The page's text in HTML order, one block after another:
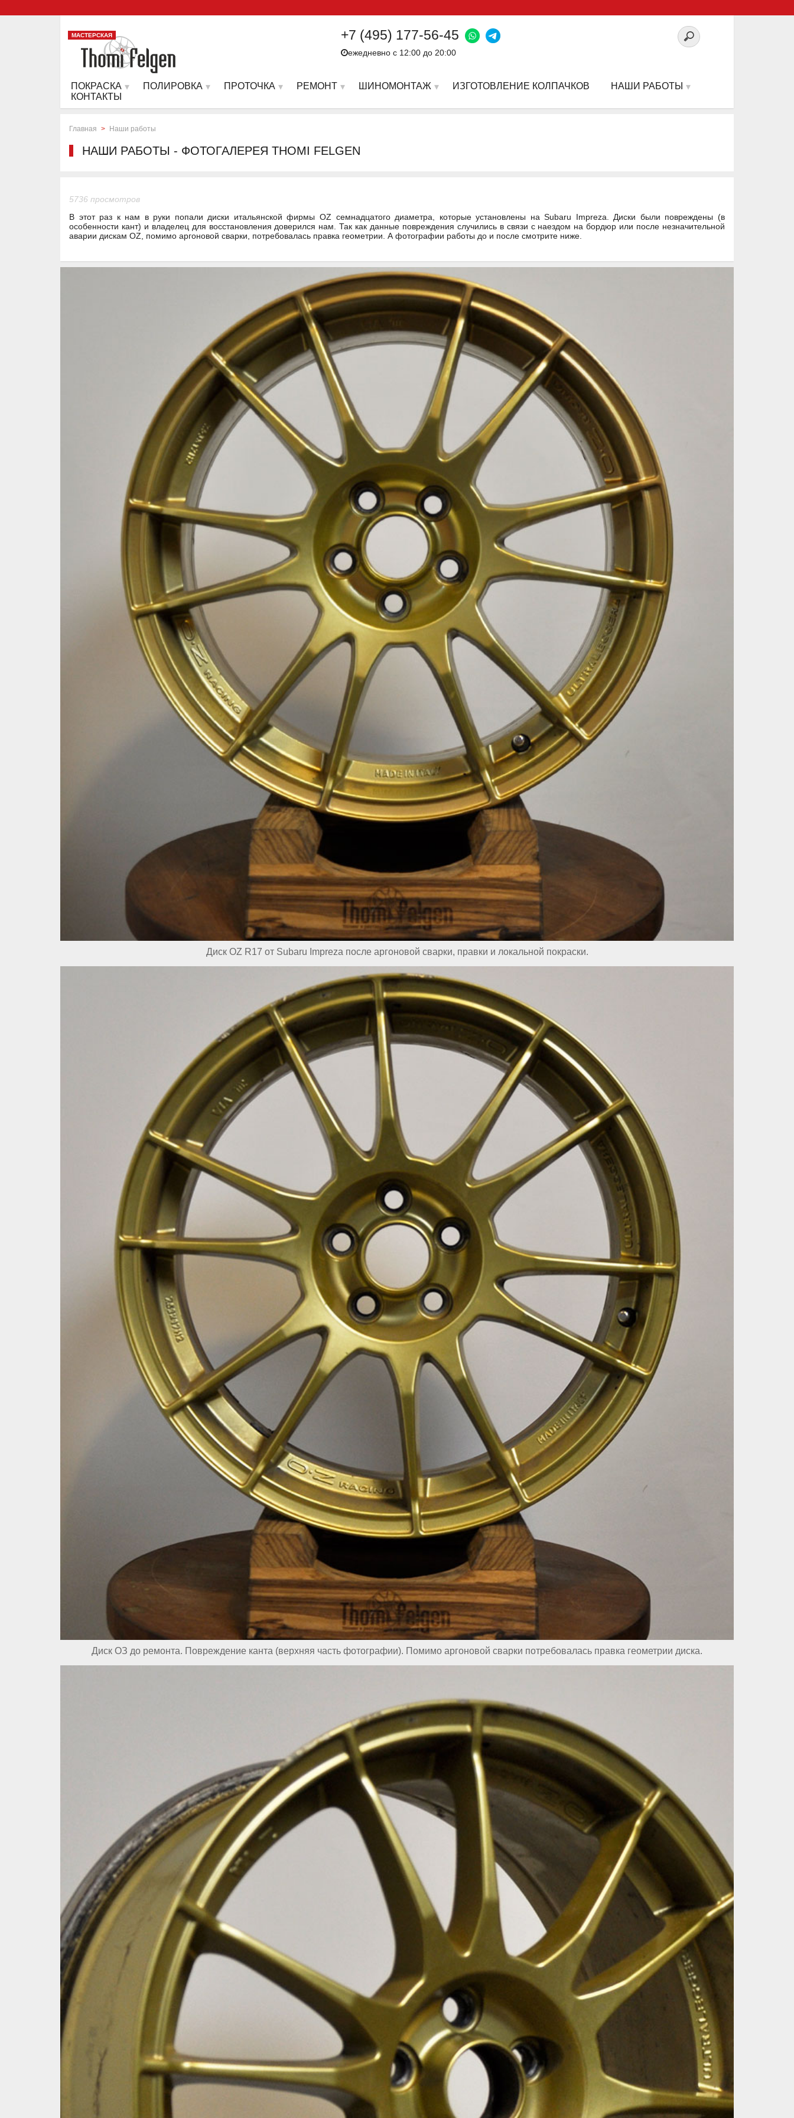
МАСТЕРСКАЯ +7 (495) 177-56-45
ежедневно с 12:00 до 20:00
ПОКРАСКА ПОЛИРОВКА ПРОТОЧКА РЕМОНТ ШИНОМОНТАЖ ИЗГОТОВЛЕНИЕ КОЛПАЧКОВ
НАШИ РАБОТЫ
КОНТАКТЫ
Главная > Наши работы
НАШИ РАБОТЫ - ФОТОГАЛЕРЕЯ THOMI FELGEN
5736 просмотров
В этот раз к нам в руки попали диски итальянской фирмы OZ семнадцатого диаметра, которые установлены на Subaru Impreza. Диски были повреждены (в
особенности кант) и владелец для восстановления доверился нам. Так как данные повреждения случились в связи с наездом на бордюр или после незначительной
аварии дискам OZ, помимо аргоновой сварки, потребовалась правка геометрии. А фотографии работы до и после смотрите ниже.
Диск OZ R17 от Subaru Impreza после аргоновой сварки, правки и локальной покраски.
Диск ОЗ до ремонта. Повреждение канта (верхняя часть фотографии). Помимо аргоновой сварки потребовалась правка геометрии диска.